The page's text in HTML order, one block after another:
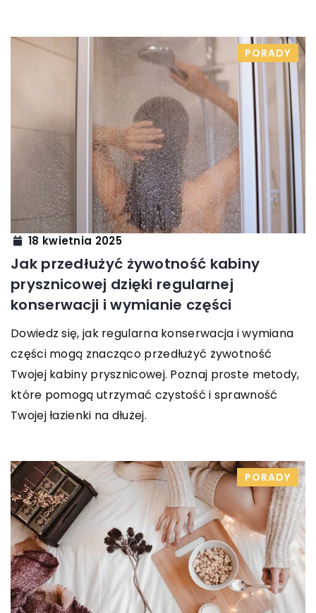
PORADY
18 kwietnia 2025
Jak przedłużyć żywotność kabiny
prysznicowej dzięki regularnej
konserwacji i wymianie części
Dowiedz się, jak regularna konserwacja i wymiana
części mogą znacząco przedłużyć żywotność
Twojej kabiny prysznicowej. Poznaj proste metody,
które pomogą utrzymać czystość i sprawność
Twojej łazienki na dłużej.
PORADY